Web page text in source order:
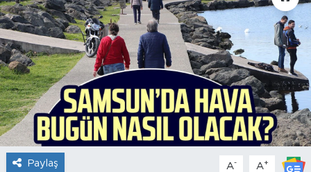
Paylaş A- A+
Haber Arşivi